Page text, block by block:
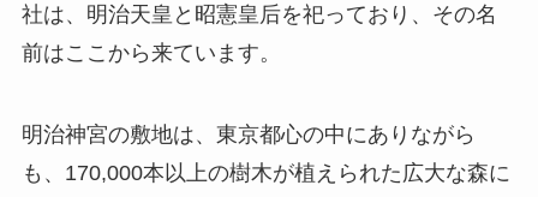
社は、明治天皇と昭憲皇后を祀っており、その名
前はここから来ています。
明治神宮の敷地は、東京都心の中にありながら
も、 170,000本以上の樹木が植えられた広大な森に